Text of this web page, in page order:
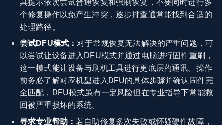
具提示依次尝试普通恢复和强制恢复，不要同时进行多
个修复操作以免产生冲突，逐步排查通常能找到合适的
处理路径。
尝试DFU模式： 对于常规恢复无法解决的严重问题，可
以尝试让设备进入DFU模式并通过电脑进行固件重刷，
这一模式能让设备与刷机工具进行更底层的通讯。操作
前务必了解对应机型进入DFU的具体步骤并确认固件完
全匹配，DFU模式虽有一定风险但在专业指导下常能救
回被严重损坏的系统。
寻求专业帮助： 若自助修复多次失败或怀疑硬件故障，